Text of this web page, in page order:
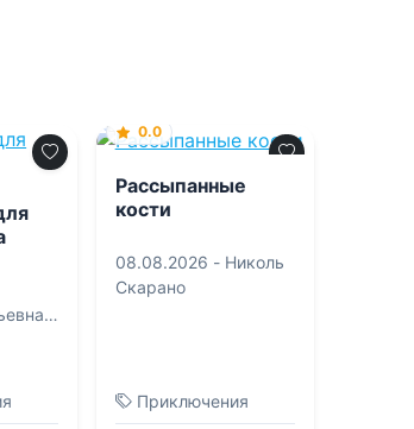
0.0
Рассыпанные
кости
08.08.2026 - Николь
Скарано
Приключения